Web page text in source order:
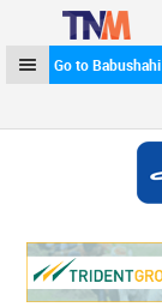
Go to